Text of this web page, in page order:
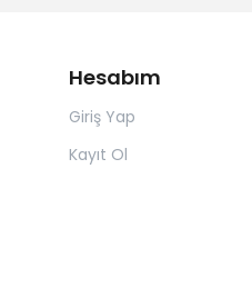
Hesabım
Giriş Yap
Kayıt Ol